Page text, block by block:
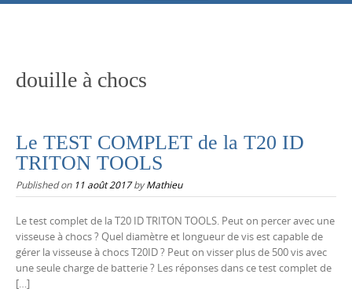
douille à chocs
Le TEST COMPLET de la T20 ID
TRITON TOOLS
Published on 11 août 2017byMathieu
Le test complet de la T20 ID TRITON TOOLS. Peut on percer avec une
visseuse à chocs ? Quel diamètre et longueur de vis est capable de
gérer la visseuse à chocs T20ID ? Peut on visser plus de 500 vis avec
une seule charge de batterie ? Les réponses dans ce test complet de
[…]